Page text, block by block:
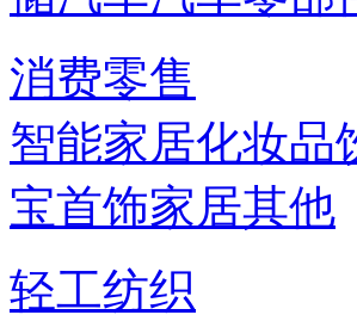
消费零售
智能家居化妆品
宝首饰家居其他
轻工纺织